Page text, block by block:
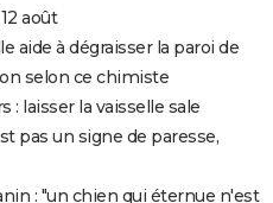
août
aide à dégraisser la paroi de
selon ce chimiste
: laisser la vaisselle sale
pas un signe de paresse,
: "un chien qui éternue n'est